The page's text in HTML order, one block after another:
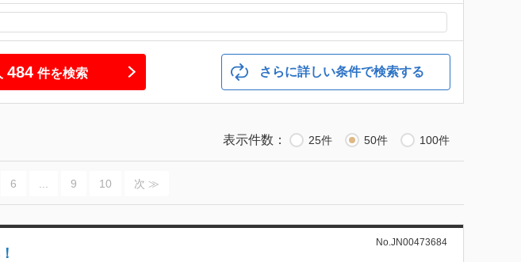
さらに詳しい条件で検索する
484 件を検索
表示件数： 25件 50件 100件
6 9 10 次 ≫
No.JN00473684